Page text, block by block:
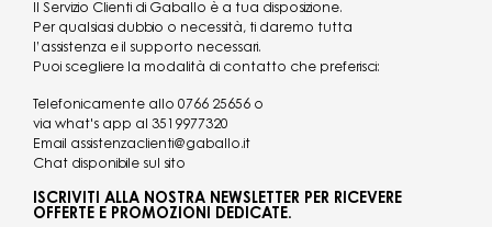
Il Servizio Clienti di Gaballo è a tua disposizione.
Per qualsiasi dubbio o necessità, ti daremo tutta
l’assistenza e il supporto necessari.
Puoi scegliere la modalità di contatto che preferisci:
Telefonicamente allo 0766 25656 o
via what's app al 3519977320
Email assistenzaclienti@gaballo.it
Chat disponibile sul sito
ISCRIVITI ALLA NOSTRA NEWSLETTER PER RICEVERE
OFFERTE E PROMOZIONI DEDICATE.